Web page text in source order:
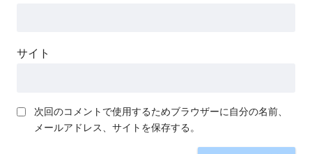
サイト
次回のコメントで使用するためブラウザーに自分の名前、
メールアドレス、サイトを保存する。